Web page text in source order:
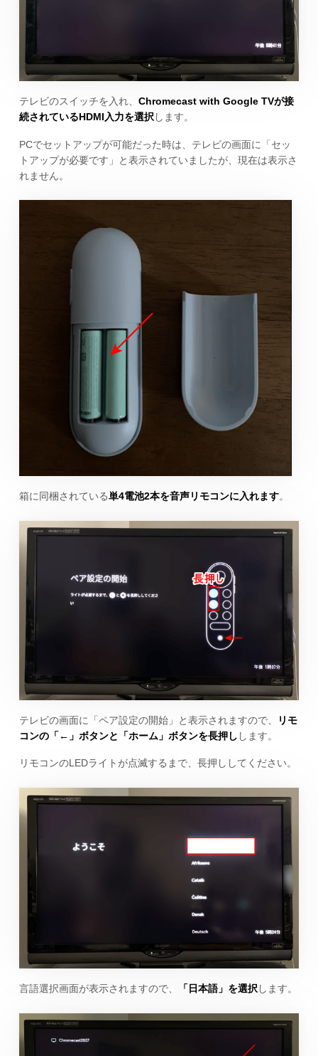
テレビのスイッチを入れ、 Chromecast with Google TVが接
続されているHDMI入力を選択 します。
PCでセットアップが可能だった時は、テレビの画面に「セッ
トアップが必要です」と表示されていましたが、現在は表示さ
れません。
箱に同梱されている単4電池2本を音声リモコンに入れます。
テレビの画面に「ペア設定の開始」と表示されますので、
リモ
コンの「←」ボタンと「ホーム」ボタンを長押し します。
リモコンのLEDライトが点滅するまで、長押ししてください。
言語選択画面が表示されますので、 「日本語」を選択 します。